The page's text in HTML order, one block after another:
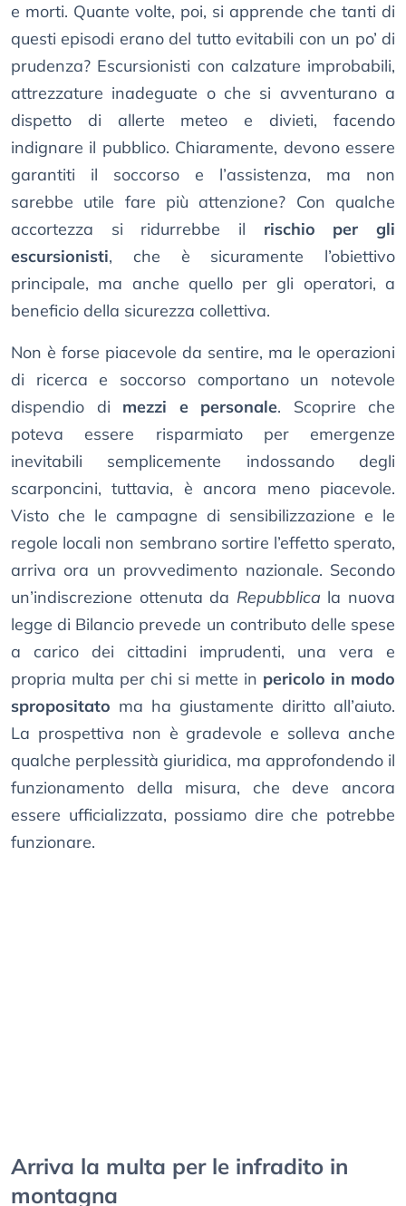
e morti. Quante volte, poi, si apprende che tanti di
questi episodi erano del tutto evitabili con un po’ di
prudenza? Escursionisti con calzature improbabili,
attrezzature inadeguate o che si avventurano a
dispetto di allerte meteo e divieti, facendo
indignare il pubblico. Chiaramente, devono essere
garantiti il soccorso e l’assistenza, ma non
sarebbe utile fare più attenzione? Con qualche
accortezza si ridurrebbe il rischio per gli
escursionisti, che è sicuramente l’obiettivo
principale, ma anche quello per gli operatori, a
beneficio della sicurezza collettiva.
Non è forse piacevole da sentire, ma le operazioni
di ricerca e soccorso comportano un notevole
dispendio di mezzi e personale. Scoprire che
poteva essere risparmiato per emergenze
inevitabili semplicemente indossando degli
scarponcini, tuttavia, è ancora meno piacevole.
Visto che le campagne di sensibilizzazione e le
regole locali non sembrano sortire l’effetto sperato,
arriva ora un provvedimento nazionale. Secondo
un’indiscrezione ottenuta da Repubblica la nuova
legge di Bilancio prevede un contributo delle spese
a carico dei cittadini imprudenti, una vera e
propria multa per chi si mette in pericolo in modo
spropositato ma ha giustamente diritto all’aiuto.
La prospettiva non è gradevole e solleva anche
qualche perplessità giuridica, ma approfondendo il
funzionamento della misura, che deve ancora
essere ufficializzata, possiamo dire che potrebbe
funzionare.
Arriva la multa per le infradito in
montagna